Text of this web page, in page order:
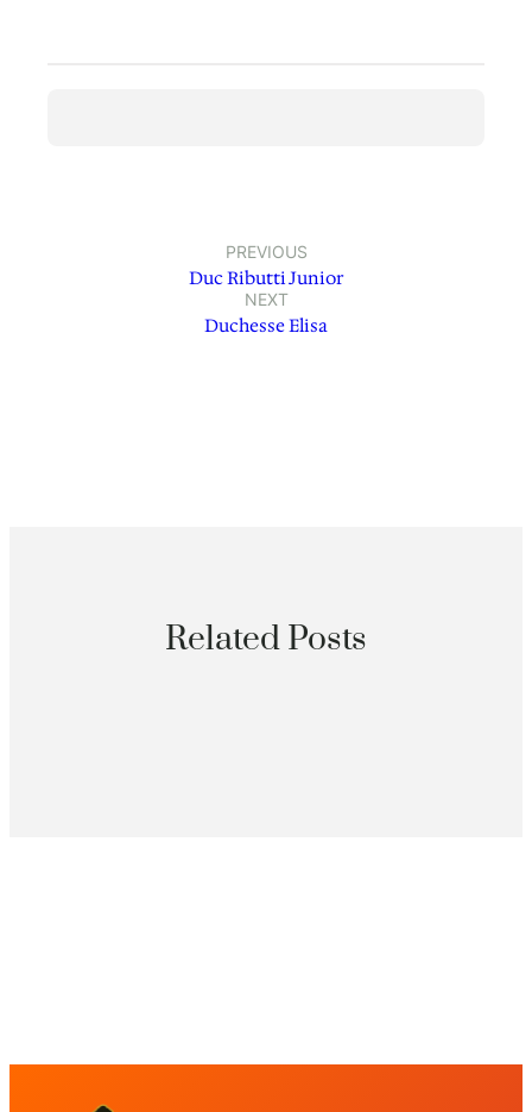
PREVIOUS
Duc Ributti Junior
NEXT
Duchesse Elisa
Related Posts